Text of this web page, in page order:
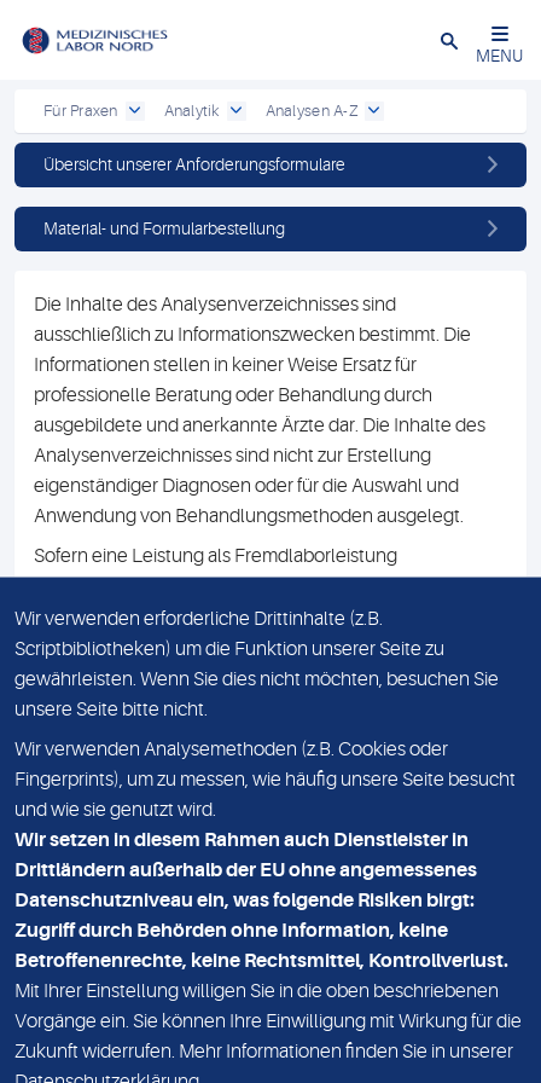
Schließen
MENU
Für Praxen Analytik Analysen A-Z
Übersicht unserer Anforderungsformulare
Material- und Formularbestellung
Die Inhalte des Analysenverzeichnisses sind
ausschließlich zu Informationszwecken bestimmt. Die
Informationen stellen in keiner Weise Ersatz für
professionelle Beratung oder Behandlung durch
ausgebildete und anerkannte Ärzte dar. Die Inhalte des
Analysenverzeichnisses sind nicht zur Erstellung
eigenständiger Diagnosen oder für die Auswahl und
Anwendung von Behandlungsmethoden ausgelegt.
Sofern eine Leistung als Fremdlaborleistung
Namen des Fremdlabors mit. Mit der Beauftragung der
Fremdlaborleistung erklären Sie sich mit dieser
Vereinbarung einverstanden.
DATENSCHUTZ
KONTAKT
NEWSLETTER
ADRESSE
MVZ Medizinisches Labor Nord MLN GmbH
Essener Straße 108
22419 Hamburg
Wir verwenden erforderliche Drittinhalte (z.B.
Scriptbibliotheken) um die Funktion unserer Seite zu
gewährleisten. Wenn Sie dies nicht möchten, besuchen Sie
unsere Seite bitte nicht.
Wir verwenden Analysemethoden (z.B. Cookies oder
Fingerprints), um zu messen, wie häufig unsere Seite besucht
und wie sie genutzt wird.
Wir setzen in diesem Rahmen auch Dienstleister in
Drittländern außerhalb der EU ohne angemessenes
Datenschutzniveau ein, was folgende Risiken birgt:
Zugriff durch Behörden ohne Information, keine
Betroffenenrechte, keine Rechtsmittel, Kontrollverlust.
Mit Ihrer Einstellung willigen Sie in die oben beschriebenen
Vorgänge ein. Sie können Ihre Einwilligung mit Wirkung für die
Zukunft widerrufen. Mehr Informationen finden Sie in unserer